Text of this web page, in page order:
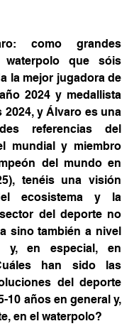
como grandes
waterpolo que sóis
la mejor jugadora de
2024 y medallista
2024, y Álvaro es una
referencias del
mundial y miembro
del mundo en
tenéis una visión
ecosistema y la
del deporte no
sino también a nivel
y, en especial, en
han sido las
del deporte
10 años en general y,
en el waterpolo?